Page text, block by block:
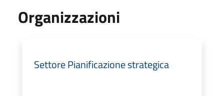
Organizzazioni
Settore Pianificazione strategica